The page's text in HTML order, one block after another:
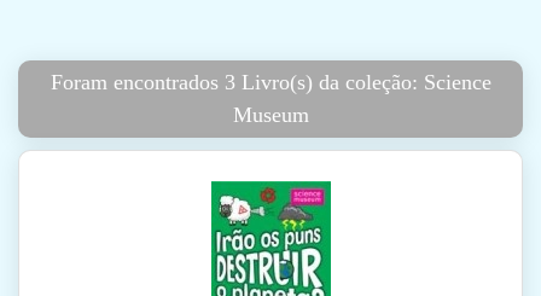
Foram encontrados 3 Livro(s) da coleção: Science
Museum